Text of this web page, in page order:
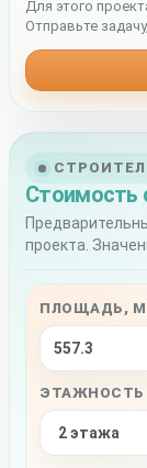
Стоимость
проекта.
ПЛОЩАДЬ,
ЭТАЖНОСТЬ
Для этого
Отправьте